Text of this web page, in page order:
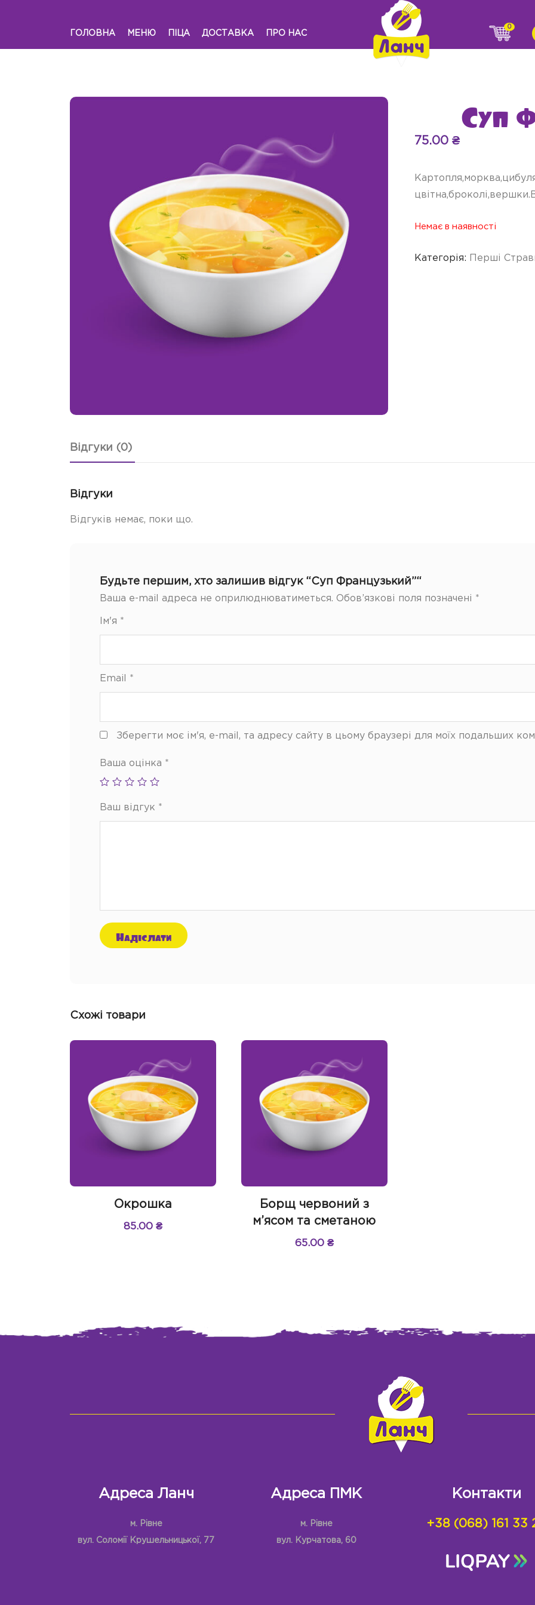
ГОЛОВНА МЕНЮ ПІЦА ДОСТАВКА ПРО НАС
0
Суп
75.00₴
Немає в наявності
Категорія: Перші
Відгуки (0)
Відгуки
Відгуків немає, поки що.
Будьте першим, хто залишив відгук “Суп Французький”“
Ваша e-mail адреса не оприлюднюватиметься. Обов’язкові поля позначені *
Ім'я *
Email *
Зберегти моє ім'я, e-mail, та адресу сайту в цьому браузері для моїх подальших
Ваша оцінка *
Ваш відгук *
Схожі товари
Окрошка
85.00 ₴
Борщ червоний з
м’ясом та сметаною
65.00 ₴
Адреса Ланч
м. Рівне
вул. Соломії Крушельницької, 77
Адреса ПМК
м. Рівне
вул. Курчатова, 60
Контакти
+38 (068) 161 33